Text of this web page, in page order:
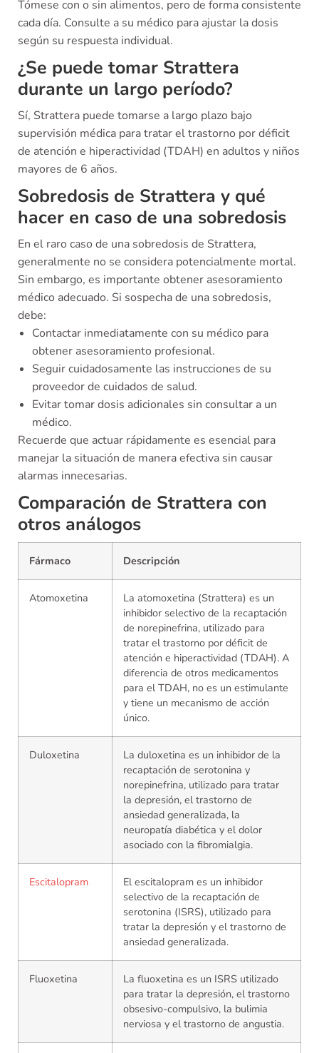
Tómese con o sin alimentos, pero de forma consistente
cada día. Consulte a su médico para ajustar la dosis
según su respuesta individual.
¿Se puede tomar Strattera
durante un largo período?
Sí, Strattera puede tomarse a largo plazo bajo
supervisión médica para tratar el trastorno por déficit
de atención e hiperactividad (TDAH) en adultos y niños
mayores de 6 años.
Sobredosis de Strattera y qué
hacer en caso de una sobredosis
En el raro caso de una sobredosis de Strattera,
generalmente no se considera potencialmente mortal.
Sin embargo, es importante obtener asesoramiento
médico adecuado. Si sospecha de una sobredosis,
debe:
Contactar inmediatamente con su médico para
obtener asesoramiento profesional.
Seguir cuidadosamente las instrucciones de su
proveedor de cuidados de salud.
Evitar tomar dosis adicionales sin consultar a un
médico.
Recuerde que actuar rápidamente es esencial para
manejar la situación de manera efectiva sin causar
alarmas innecesarias.
Comparación de Strattera con
otros análogos
Fármaco Descripción
Atomoxetina
La atomoxetina (Strattera) es un
inhibidor selectivo de la recaptación
de norepinefrina, utilizado para
tratar el trastorno por déficit de
atención e hiperactividad (TDAH). A
diferencia de otros medicamentos
para el TDAH, no es un estimulante
y tiene un mecanismo de acción
único.
Duloxetina
La duloxetina es un inhibidor de la
recaptación de serotonina y
norepinefrina, utilizado para tratar
la depresión, el trastorno de
ansiedad generalizada, la
neuropatía diabética y el dolor
asociado con la fibromialgia.
Escitalopram
El escitalopram es un inhibidor
selectivo de la recaptación de
serotonina (ISRS), utilizado para
tratar la depresión y el trastorno de
ansiedad generalizada.
Fluoxetina
La fluoxetina es un ISRS utilizado
para tratar la depresión, el trastorno
obsesivo-compulsivo, la bulimia
nerviosa y el trastorno de angustia.